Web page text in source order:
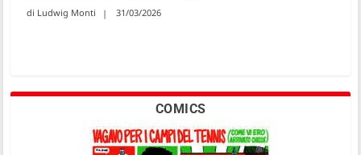
Ludwig Monti 31/03/2026
COMICS